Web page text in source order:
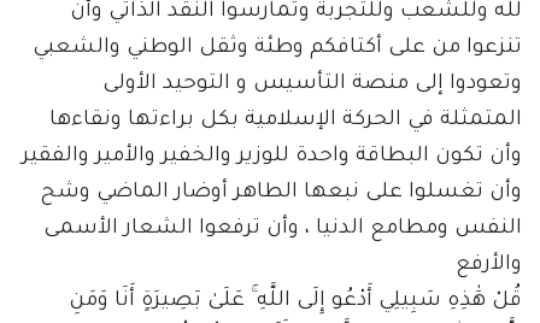
لله وللشعب وللتجربة وتمارسوا النقد الذاتي وأن
تنزعوا من على أكتافكم وطئة وثقل الوطني والشعبي
وتعودوا إلى منصة التأسيس و التوحيد الأولى
المتمثلة في الحركة الإسلامية بكل براءتها ونقاءها
وأن تكون البطاقة واحدة للوزير والخفير والأمير والفقير
وأن تغسلوا على نبعها الطاهر أوضار الماضي وشح
النفس ومطامع الدنيا ، وأن ترفعوا الشعار الأسمى
والأرفع
قُلْ هَٰذِهِ سَبِيلِي أَدْعُو إِلَى اللَّهِ ۚ عَلَىٰ بَصِيرَةٍ أَنَا وَمَنِ